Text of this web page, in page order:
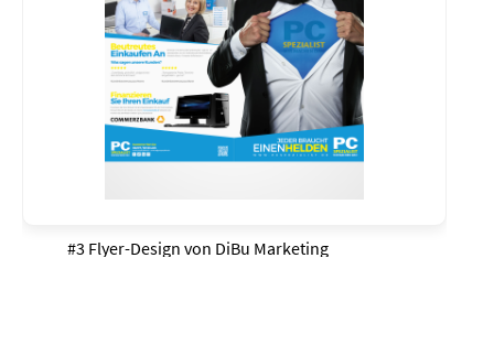
#3 Flyer-Design von DiBu Marketing